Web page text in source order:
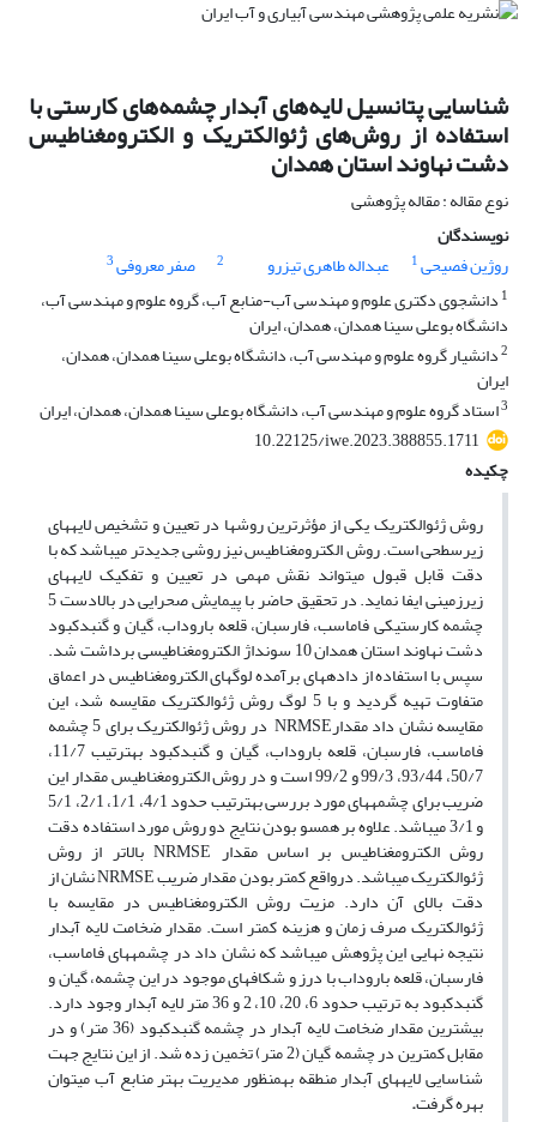
شناسایی پتانسیل لایه‌های آبدار چشمه‌های کارستی با
استفاده از روش‌های ژئوالکتریک و الکترومغناطیس
دشت نهاوند استان همدان
نوع مقاله : مقاله پژوهشی
نویسندگان
روژین فصیحی1 عبداله طاهری تیزرو 2 صفر معروفی3
1 دانشجوی دکتری علوم و مهندسی آب-منابع آب، گروه علوم و مهندسی آب،
دانشگاه بوعلی سینا همدان، همدان، ایران
2دانشیار گروه علوم و مهندسی آب، دانشگاه بوعلی سینا همدان، همدان،
ایران
3استاد گروه علوم و مهندسی آب، دانشگاه بوعلی سینا همدان، همدان، ایران
10.22125/iwe.2023.388855.1711
چکیده
روش ژئوالکتریک یکی از مؤثرترین روش­ها در تعیین و تشخیص لایه­های
زیرسطحی است. روش الکترومغناطیس نیز روشی جدیدتر می­باشد که با
دقت قابل قبول می­تواند نقش مهمی در تعیین و تفکیک لایه­های
زیرزمینی ایفا نماید. در تحقیق حاضر با پیمایش صحرایی در بالادست 5
چشمه کارستیکی فاماسب، فارسبان، قلعه باروداب، گیان و گنبدکبود
دشت نهاوند استان همدان 10 سونداژ الکترومغناطیسی برداشت شد.
سپس با استفاده از داده­های برآمده لوگ­های الکترومغناطیس در اعماق
متفاوت تهیه گردید و با 5 لوگ روش ژئوالکتریک مقایسه شد، این
مقایسه نشان داد مقدارNRMSE در روش ژئوالکتریک برای 5 چشمه
فاماسب، فارسبان، قلعه باروداب، گیان و گنبدکبود به­ترتیب 11/7،
50/7، 93/44، 99/3 و 99/2 است و در روش الکترومغناطیس مقدار این
ضریب برای چشمه­های مورد بررسی به­ترتیب حدود 4/1، 1/1، 2/1، 5/1
و 3/1 می­باشد. علاوه بر همسو بودن نتایج دو روش مورد استفاده دقت
روش الکترومغناطیس بر اساس مقدار NRMSE بالاتر از روش
ژئوالکتریک می­باشد. درواقع کمتر بودن مقدار ضریب NRMSE نشان از
دقت بالای آن دارد. مزیت روش الکترومغناطیس در مقایسه با
ژئوالکتریک صرف زمان و هزینه کمتر است. مقدار ضخامت لایه آبدار
نتیجه نهایی این پژوهش می­باشد که نشان داد در چشمه­های فاماسب،
فارسبان، قلعه باروداب با درز و شکاف­های موجود در این چشمه، گیان و
گنبدکبود به ترتیب حدود 6، 20، 10، 2 و 36 متر لایه آبدار وجود دارد.
بیشترین مقدار ضخامت لایه آبدار در چشمه گنبدکبود (36 متر) و در
مقابل کمترین در چشمه گیان (2 متر) تخمین زده شد. از این نتایج جهت
شناسایی لایه­های آبدار منطقه به­منظور مدیریت بهتر منابع آب می­توان
بهره گرفت.